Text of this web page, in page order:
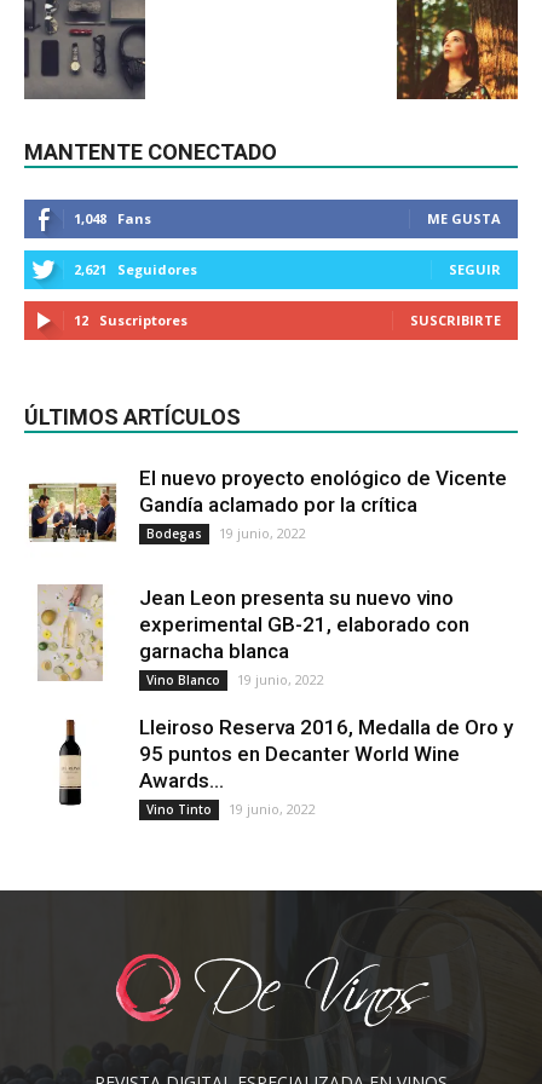
MANTENTE CONECTADO
1,048 Fans ME GUSTA
2,621 Seguidores SEGUIR
12 Suscriptores SUSCRIBIRTE
ÚLTIMOS ARTÍCULOS
El nuevo proyecto enológico de Vicente
Gandía aclamado por la crítica
Bodegas 19 junio, 2022
Jean Leon presenta su nuevo vino
experimental GB-21, elaborado con
garnacha blanca
Vino Blanco 19 junio, 2022
Lleiroso Reserva 2016, Medalla de Oro y
95 puntos en Decanter World Wine
Awards...
Vino Tinto 19 junio, 2022